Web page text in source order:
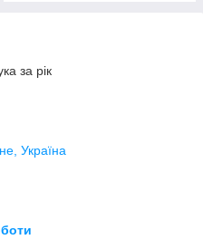
за рік
Україна